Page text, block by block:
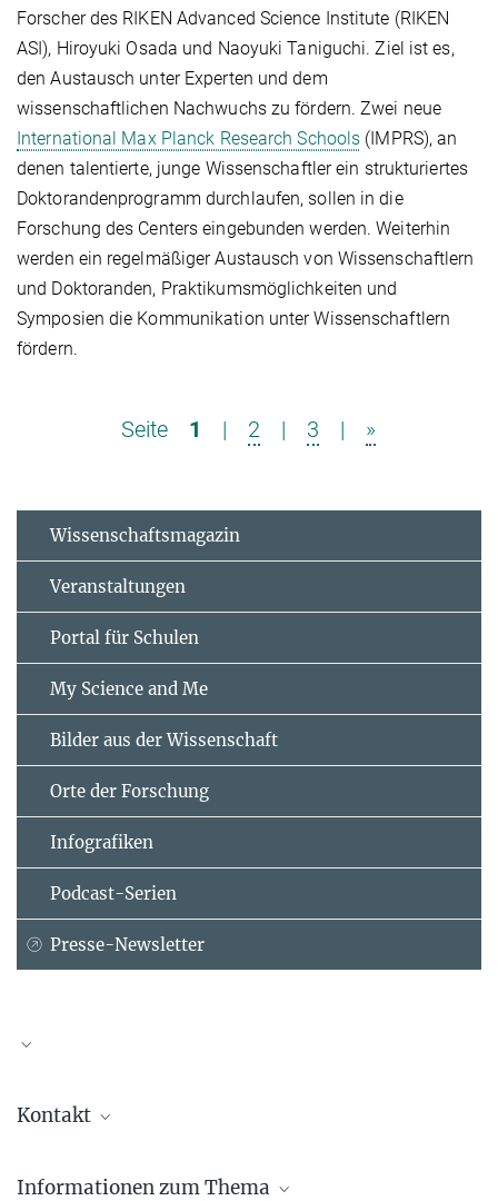
Forscher des RIKEN Advanced Science Institute (RIKEN
ASI), Hiroyuki Osada und Naoyuki Taniguchi. Ziel ist es,
den Austausch unter Experten und dem
wissenschaftlichen Nachwuchs zu fördern. Zwei neue
International Max Planck Research Schools (IMPRS), an
denen talentierte, junge Wissenschaftler ein strukturiertes
Doktorandenprogramm durchlaufen, sollen in die
Forschung des Centers eingebunden werden. Weiterhin
werden ein regelmäßiger Austausch von Wissenschaftlern
und Doktoranden, Praktikumsmöglichkeiten und
Symposien die Kommunikation unter Wissenschaftlern
fördern.
Seite 1 | 2 | 3 | »
Wissenschaftsmagazin
Veranstaltungen
Portal für Schulen
My Science and Me
Bilder aus der Wissenschaft
Orte der Forschung
Infografiken
Podcast-Serien
Presse-Newsletter
Kontakt
Max-Planck-Institut für molekulare Physiologie, Dortmund
Informationen zum Thema